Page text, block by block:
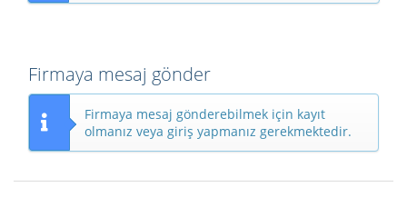
Firmaya mesaj gönder
Firmaya mesaj gönderebilmek için kayıt
olmanız veya giriş yapmanız gerekmektedir.